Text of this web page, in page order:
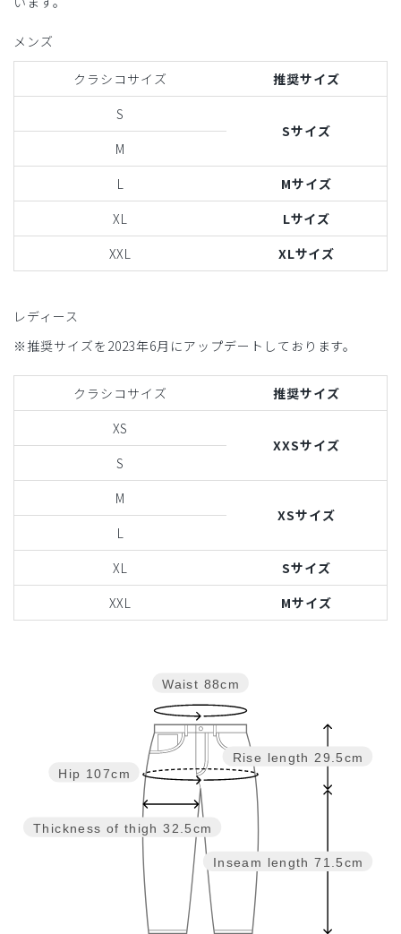
メンズ
クラシコサイズ
推奨サイズ
S
Sサイズ
M
L
Mサイズ
XL
Lサイズ
XXL
XLサイズ
レディース
※推奨サイズを2023年6月にアップデートしております。
クラシコサイズ
推奨サイズ
XS
XXSサイズ
S
M
XSサイズ
L
XL
Sサイズ
XXL
Mサイズ
Inseam length 71.5cm
Rise length 29.5cm
Thickness of thigh 32.5cm
Hip 107cm
Waist 88cm